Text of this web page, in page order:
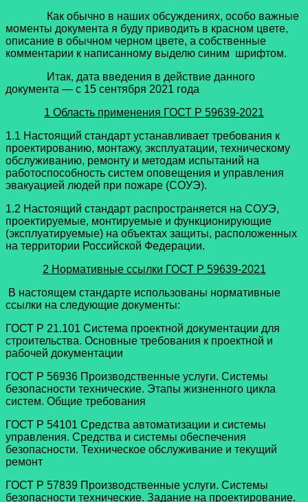
Как обычно в наших обсуждениях, особо важные
моменты документа я буду приводить в красном цвете,
описание в обычном черном цвете, а собственные
комментарии к написанному выделю синим шрифтом.
Итак, дата введения в действие данного
документа — с 15 сентября 2021 года
1 Область применения ГОСТ Р 59639-2021
1.1 Настоящий стандарт устанавливает требования к
проектированию, монтажу, эксплуатации, техническому
обслуживанию, ремонту и методам испытаний на
работоспособность систем оповещения и управления
эвакуацией людей при пожаре (СОУЭ).
1.2 Настоящий стандарт распространяется на СОУЭ,
проектируемые, монтируемые и функционирующие
(эксплуатируемые) на объектах защиты, расположенных
на территории Российской Федерации.
2 Нормативные ссылки ГОСТ Р 59639-2021
В настоящем стандарте использованы нормативные
ссылки на следующие документы:
ГОСТ Р 21.101 Система проектной документации для
строительства. Основные требования к проектной и
рабочей документации
ГОСТ Р 56936 Производственные услуги. Системы
безопасности технические. Этапы жизненного цикла
систем. Общие требования
ГОСТ Р 54101 Средства автоматизации и системы
управления. Средства и системы обеспечения
безопасности. Техническое обслуживание и текущий
ремонт
ГОСТ Р 57839 Производственные услуги. Системы
безопасности технические. Задание на проектирование.